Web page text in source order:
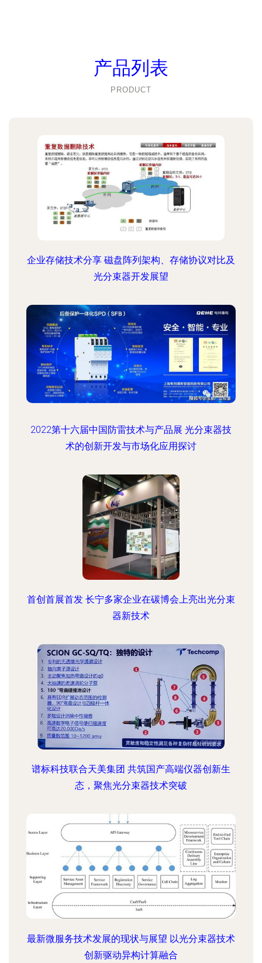
产品列表
PRODUCT
企业存储技术分享 磁盘阵列架构、存储协议对比及
光分束器开发展望
2022第十六届中国防雷技术与产品展 光分束器技
术的创新开发与市场化应用探讨
首创首展首发 长宁多家企业在碳博会上亮出光分束
器新技术
谱标科技联合天美集团 共筑国产高端仪器创新生
态，聚焦光分束器技术突破
最新微服务技术发展的现状与展望 以光分束器技术
创新驱动异构计算融合